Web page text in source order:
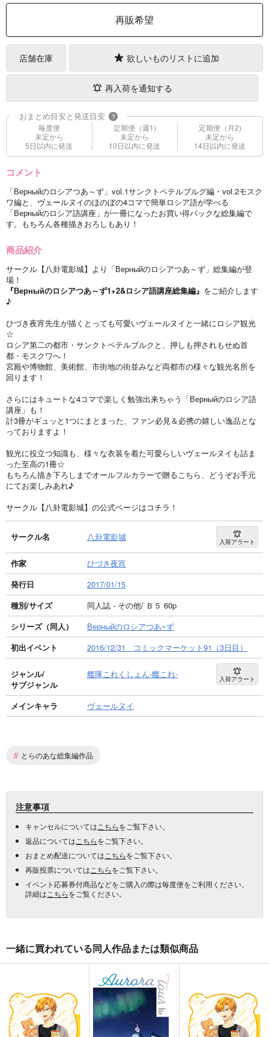
再販希望
店舗在庫 欲しいものリストに追加
再入荷を通知する
おまとめ目安と発送目安 ?
毎度便
未定から
5日以内に発送
定期便（週1)
未定から
10日以内に発送
定期便（月2)
未定から
14日以内に発送
コメント
「Верныйのロシアつあ～ず」vol.1サンクトペテルブルグ編・vol.2モスク
ワ編と、ヴェールヌイのほのぼの4コマで簡単ロシア語が学べる
「Верныйのロシア語講座」が一冊になったお買い得パックな総集編で
す。もちろん各種描きおろしもあり！
商品紹介
サークル【八卦電影城】より「Верныйのロシアつあ～ず」総集編が登
場！
『Верныйのロシアつあ～ず1+2&ロシア語講座総集編』 をご紹介します
♪
ひづき夜宵先生が描くとっても可愛いヴェールヌイと一緒にロシア観光
☆
ロシア第二の都市・サンクトペテルブルクと、押しも押されもせぬ首
都・モスクワへ！
宮殿や博物館、美術館、市街地の街並みなど両都市の様々な観光名所を
回ります！
さらにはキュートな4コマで楽しく勉強出来ちゃう「Верныйのロシア語
講座」も！
計3冊がギュッと1つにまとまった、ファン必見＆必携の嬉しい逸品とな
っておりますよ！
観光に役立つ知識も、様々な衣装を着た可愛らしいヴェールヌイも詰ま
った至高の1冊☆
もちろん描き下ろしまでオールフルカラーで贈るこちら、どうぞお手元
にてお楽しみあれ♪
サークル【八卦電影城】の公式ページはコチラ！
サークル名 八卦電影城 入荷アラート
作家
ひづき夜宵
発行日
2017/01/15
種別/サイズ
同人誌 - その他/ Ｂ５ 60p
シリーズ（同人）
Верныйのロシアつあ~ず
初出イベント
2016/12/31 コミックマーケット91（3日目）
ジャンル/
サブジャンル
艦隊これくしょん-艦これ- 入荷アラート
メインキャラ ヴェールヌイ
# とらのあな総集編作品
注意事項
キャンセルについては こちらをご覧下さい。
返品については こちらをご覧下さい。
おまとめ配送については こちらをご覧下さい。
再販投票については こちらをご覧下さい。
イベント応募券付商品などをご購入の際は毎度便をご利用ください。
詳細は こちらをご覧ください。
一緒に買われている同人作品または類似商品